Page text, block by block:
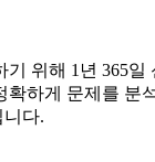
위해 1년 365일
확하게 문제를 분
다.